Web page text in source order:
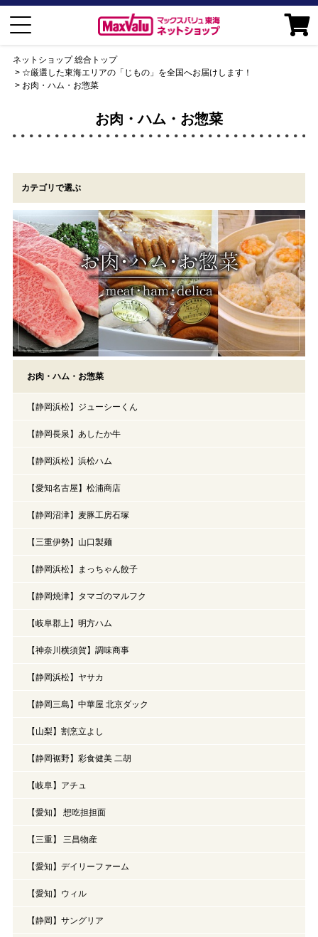
ネットショップ 総合トップ
☆厳選した東海エリアの「じもの」を全国へお届けします！
お肉・ハム・お惣菜
お肉・ハム・お惣菜
カテゴリで選ぶ
お肉・ハム・お惣菜
【静岡浜松】ジューシーくん
【静岡長泉】あしたか牛
【静岡浜松】浜松ハム
【愛知名古屋】松浦商店
【静岡沼津】麦豚工房石塚
【三重伊勢】山口製麺
【静岡浜松】まっちゃん餃子
【静岡焼津】タマゴのマルフク
【岐阜郡上】明方ハム
【神奈川横須賀】調味商事
【静岡浜松】ヤサカ
【静岡三島】中華屋 北京ダック
【山梨】割烹立よし
【静岡裾野】彩食健美 二胡
【岐阜】アチュ
【愛知】 想吃担担面
【三重】 三昌物産
【愛知】デイリーファーム
【愛知】ウィル
【静岡】サングリア